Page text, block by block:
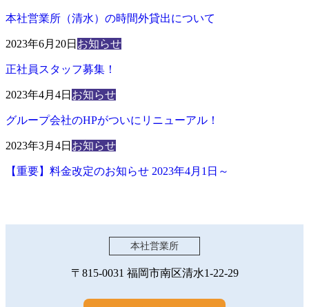
本社営業所（清水）の時間外貸出について
2023年6月20日 お知らせ
正社員スタッフ募集！
2023年4月4日 お知らせ
グループ会社のHPがついにリニューアル！
2023年3月4日 お知らせ
【重要】料金改定のお知らせ 2023年4月1日～
本社営業所
〒815-0031 福岡市南区清水1-22-29